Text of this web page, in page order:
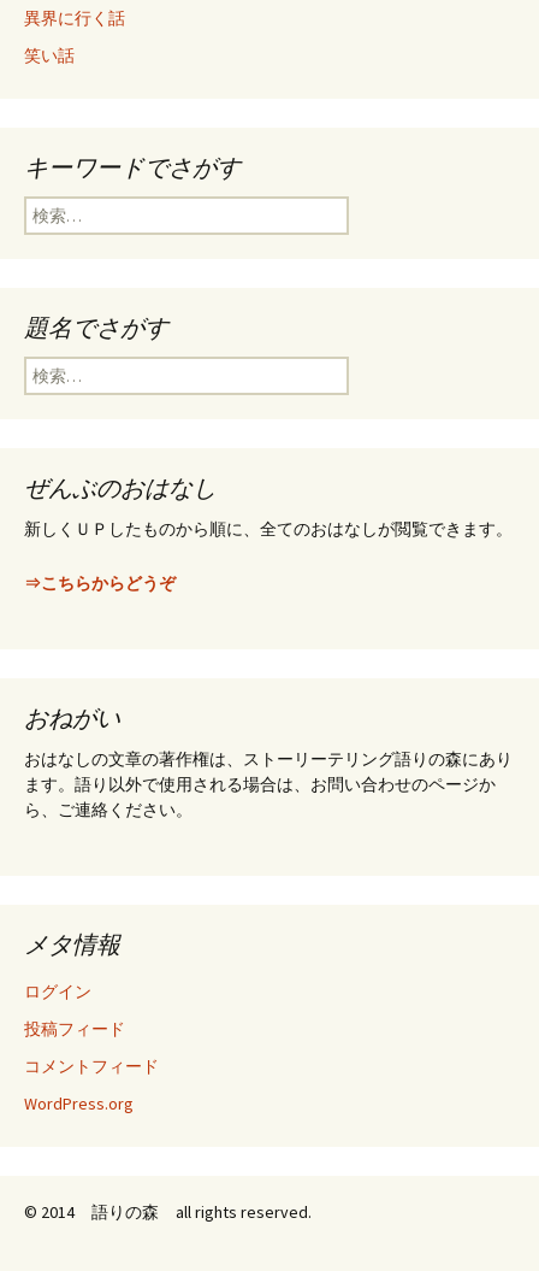
異界に行く話
笑い話
キーワードでさがす
検
索
題名でさがす
検
索
ぜんぶのおはなし
新しくＵＰしたものから順に、全てのおはなしが閲覧できます。
⇒こちらからどうぞ
おねがい
おはなしの文章の著作権は、ストーリーテリング語りの森にあり
ます。語り以外で使用される場合は、お問い合わせのページか
ら、ご連絡ください。
メタ情報
ログイン
投稿フィード
コメントフィード
WordPress.org
© 2014 語りの森 all rights reserved.